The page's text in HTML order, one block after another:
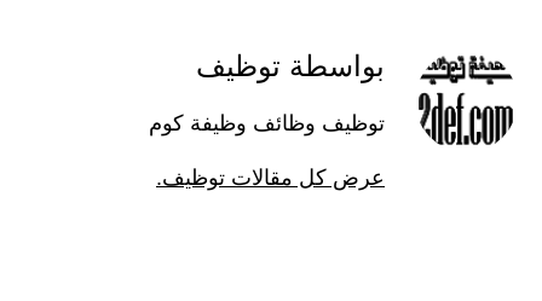
بواسطة توظيف
توظيف وظائف وظيفة كوم
عرض كل مقالات توظيف.